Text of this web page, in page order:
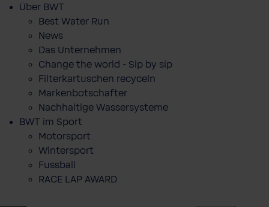
Über BWT
Best Water Run
News
Das Unternehmen
Change the world - Sip by sip
Filterkartuschen recyceln
Markenbotschafter
Nachhaltige Wassersysteme
BWT im Sport
Motorsport
Wintersport
Fussball
RACE LAP AWARD